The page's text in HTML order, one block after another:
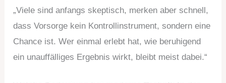
„Viele sind anfangs skeptisch, merken aber schnell,
dass Vorsorge kein Kontrollinstrument, sondern eine
Chance ist. Wer einmal erlebt hat, wie beruhigend
ein unauffälliges Ergebnis wirkt, bleibt meist dabei.“